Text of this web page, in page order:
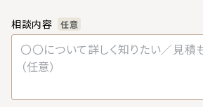
相談内容 任意